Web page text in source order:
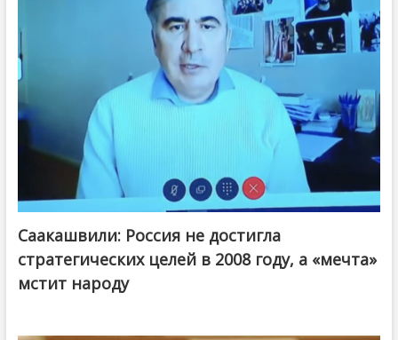
Саакашвили: Россия не достигла
стратегических целей в 2008 году, а «мечта»
мстит народу